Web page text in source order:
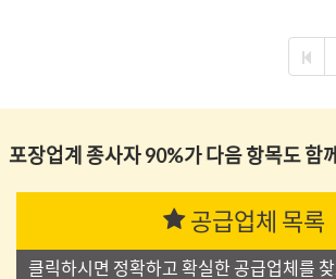
포장업계 종사자 90%가 다음 항목도 함
공급업체 목록
클릭하시면 정확하고 확실한 공급업체를